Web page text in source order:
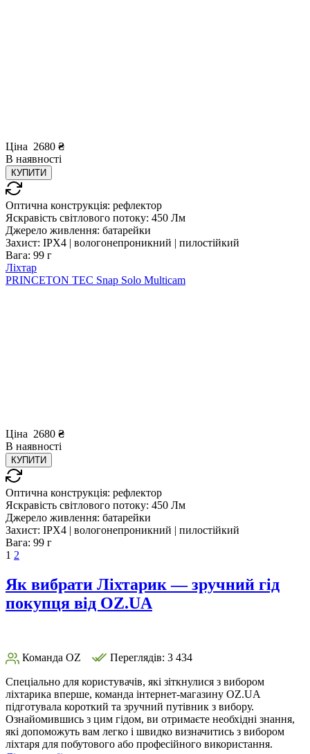
Ціна 2680 ₴
В наявності
КУПИТИ
Оптична конструкція: рефлектор
Яскравість світлового потоку: 450 Лм
Джерело живлення: батарейки
Захист: IPX4 | вологонепроникний | пилостійкий
Вага: 99 г
Ліхтар
PRINCETON TEC Snap Solo Multicam
Ціна 2680 ₴
В наявності
КУПИТИ
Оптична конструкція: рефлектор
Яскравість світлового потоку: 450 Лм
Джерело живлення: батарейки
Захист: IPX4 | вологонепроникний | пилостійкий
Вага: 99 г
1 2
Як вибрати Ліхтарик — зручний гід
покупця від OZ.UA
Команда OZ Переглядів: 3 434
Спеціально для користувачів, які зіткнулися з вибором
ліхтарика вперше, команда інтернет-магазину OZ.UA
підготувала короткий та зручний путівник з вибору.
Ознайомившись з цим гідом, ви отримаєте необхідні знання,
які допоможуть вам легко і швидко визначитись з вибором
ліхтаря для побутового або професійного використання.